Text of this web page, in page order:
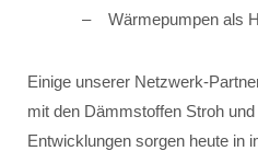
Wärmepumpen als
Einige unserer Netzwerk-
mit den Dämmstoffen Stroh
Entwicklungen sorgen heute in